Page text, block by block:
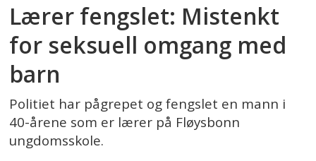
Lærer fengslet: Mistenkt
for seksuell omgang med
barn
Politiet har pågrepet og fengslet en mann i
40-årene som er lærer på Fløysbonn
ungdomsskole.